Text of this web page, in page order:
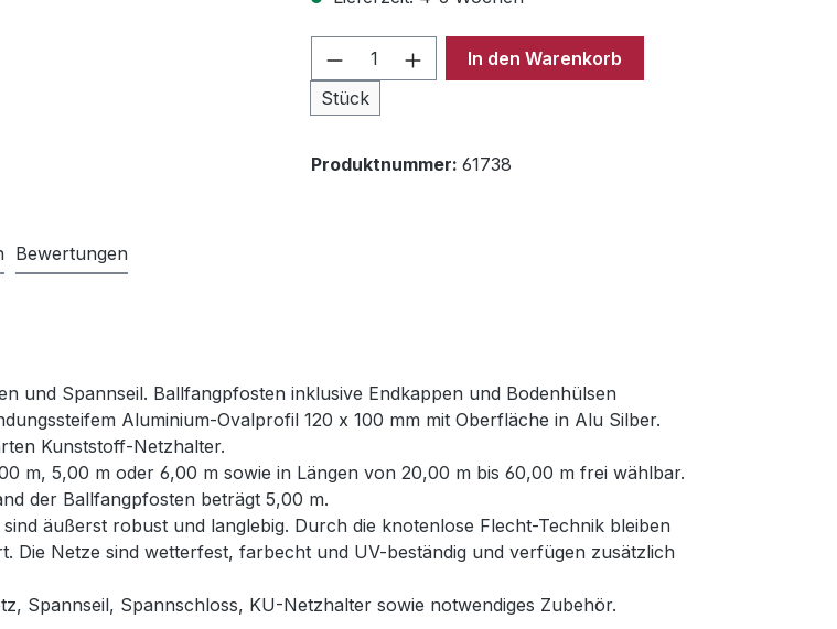
Produkt Anzahl: Gib den gewünschten
Stück
In den Warenkorb
Produktnummer:61738
Bewertungen
und Spannseil. Ballfangpfosten inklusive Endkappen und Bodenhülsen
Aluminium-Ovalprofil 120 x 100 mm mit Oberfläche in Alu Silber.
Kunststoff-Netzhalter.
m, 5,00 m oder 6,00 m sowie in Längen von 20,00 m bis 60,00 m frei wählbar.
der Ballfangpfosten beträgt 5,00 m.
äußerst robust und langlebig. Durch die knotenlose Flecht-Technik bleiben
Die Netze sind wetterfest, farbecht und UV-beständig und verfügen zusätzlich
Spannseil, Spannschloss, KU-Netzhalter sowie notwendiges Zubehör.